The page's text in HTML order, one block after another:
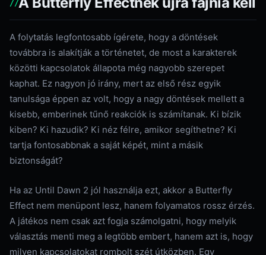
A folytatás legfontosabb ígérete, hogy a döntések
továbbra is alakítják a történetet, de most a karakterek
közötti kapcsolatok állapota még nagyobb szerepet
kaphat. Ez nagyon jó irány, mert az első rész egyik
tanulsága éppen az volt, hogy a nagy döntések mellett a
kisebb, emberinek tűnő reakciók is számítanak. Ki bízik
kiben? Ki hazudik? Ki néz félre, amikor segíthetne? Ki
tartja fontosabbnak a saját képét, mint a másik
biztonságát?
Ha az Until Dawn 2 jól használja ezt, akkor a Butterfly
Effect nem menüpont lesz, hanem folyamatos rossz érzés.
A játékos nem csak azt fogja számolgatni, hogy melyik
választás menti meg a legtöbb embert, hanem azt is, hogy
milyen kapcsolatokat rombolt szét útközben. Egy